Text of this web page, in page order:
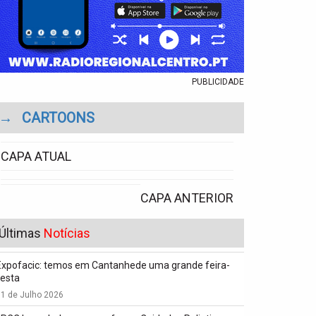
PUBLICIDADE
CARTOONS
CAPA ATUAL
CAPA ANTERIOR
Notícias
temos em Cantanhede uma grande feira-
de Julho 2026